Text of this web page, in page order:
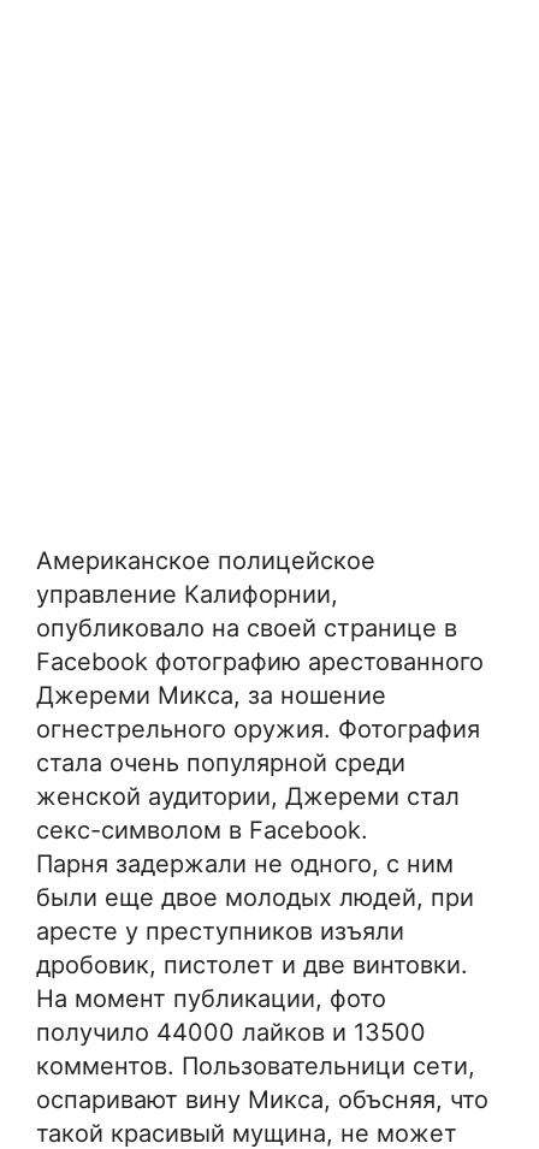
Американское полицейское
управление Калифорнии,
опубликовало на своей странице в
Facebook фотографию арестованного
Джереми Микса, за ношение
огнестрельного оружия. Фотография
стала очень популярной среди
женской аудитории, Джереми стал
секс-символом в Facebook.
Парня задержали не одного, с ним
были еще двое молодых людей, при
аресте у преступников изъяли
дробовик, пистолет и две винтовки.
На момент публикации, фото
получило 44000 лайков и 13500
комментов. Пользовательници сети,
оспаривают вину Микса, объсняя, что
такой красивый мущина, не может